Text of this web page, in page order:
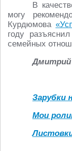
В
могу
Курдюмова
году
семейных
Дмитрий
Зарубки
Мои